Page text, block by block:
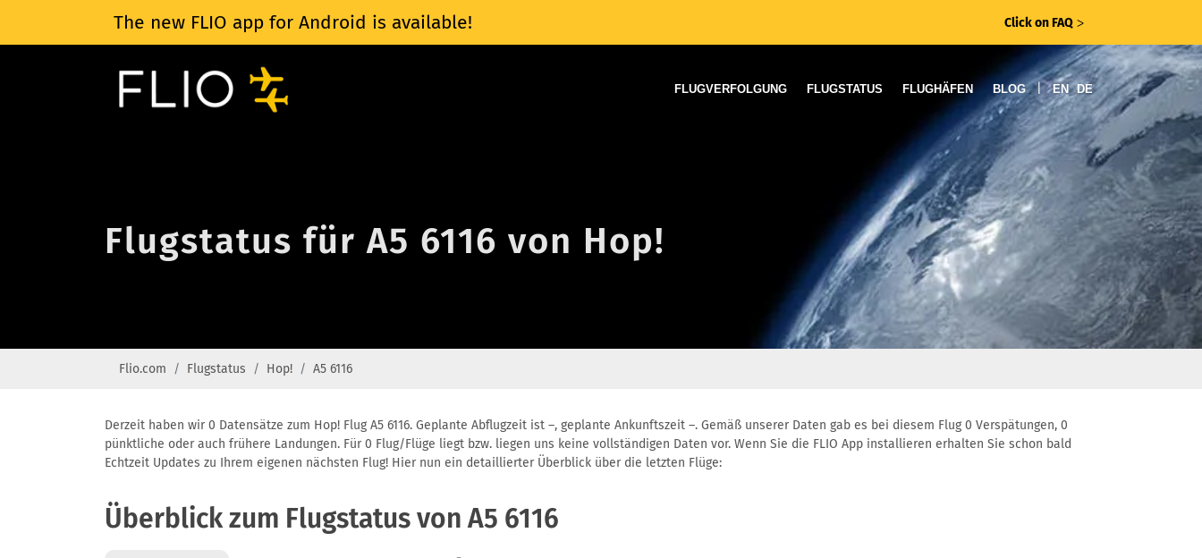
The new FLIO app for Android is available! Click on FAQ ᐳ
FLUGVERFOLGUNG FLUGSTATUS FLUGHÄFEN BLOG | EN DE
Flugstatus für A5 6116 von Hop!
Flio.com Flugstatus Hop! A5 6116
Derzeit haben wir 0 Datensätze zum Hop! Flug A5 6116. Geplante Abflugzeit ist –, geplante Ankunftszeit –. Gemäß unserer Daten gab es bei diesem Flug 0 Verspätungen, 0
pünktliche oder auch frühere Landungen. Für 0 Flug/Flüge liegt bzw. liegen uns keine vollständigen Daten vor. Wenn Sie die FLIO App installieren erhalten Sie schon bald
Echtzeit Updates zu Ihrem eigenen nächsten Flug! Hier nun ein detaillierter Überblick über die letzten Flüge:
Überblick zum Flugstatus von A5 6116